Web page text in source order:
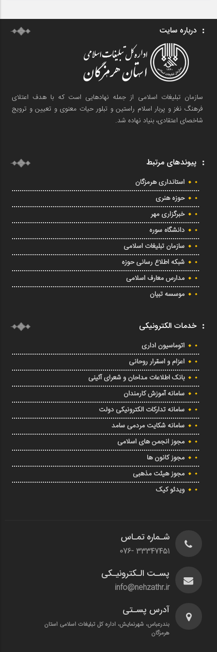
درباره سایت
سازمان تبلیغات اسلامی از جمله نهادهایی است که با هدف اعتلای
فرهنگ نغز و پربار اسلام راستین و تبلور حیات معنوی و تعیین و ترویج
شاخصای اعتقادی، بنیاد نهاده شد.
پیوندهای مرتبط
استانداری هرمزگان
حوزه هنری
خبرگزاری مهر
دانشگاه سوره
سازمان تبلیغات اسلامی
شبکه اطلاع رسانی حوزه
مدارس معارف اسلامی
موسسه تبیان
خدمات الکترونیکی
اتوماسیون اداری
اعزام و اسقرار روحانی
بانک اطلاعات مداحان و شعرای آئینی
سامانه آموزش کارمندان
سامانه تدارکات الکترونیکی دولت
سامانه شکایت مردمی سامد
مجوز انجمن های اسلامی
مجوز کانون ها
مجوز هیئت مذهبی
ویدئو کیک
شـماره تمـاس
33347451 -076
پسـت الـکترونیـکی
info@nehzathr.ir
آدرس پسـتی
بندرعباس، شهرنمایش، اداره کل تبلیغات اسلامی استان
هرمزگان